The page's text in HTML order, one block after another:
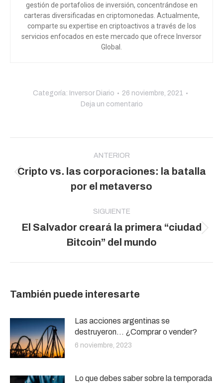
gestión de portafolios de inversión, concentrándose en
carteras diversificadas en criptomonedas. Actualmente,
comparte su expertise en criptoactivos a través de los
servicios enfocados en este mercado que ofrece Inversor
Global.
Categoría: Inversor Diario
26 noviembre, 2021
Deja un comentario
publicaciones
ANTERIOR
Publicación
anterior:
Cripto vs. las corporaciones: la batalla
por el metaverso
SIGUIENTE
Publicación
siguiente:
El Salvador creará la primera “ciudad
Bitcoin” del mundo
También puede interesarte
Las acciones argentinas se
destruyeron… ¿Comprar o vender?
6 noviembre, 2023
Lo que debes saber sobre la temporada